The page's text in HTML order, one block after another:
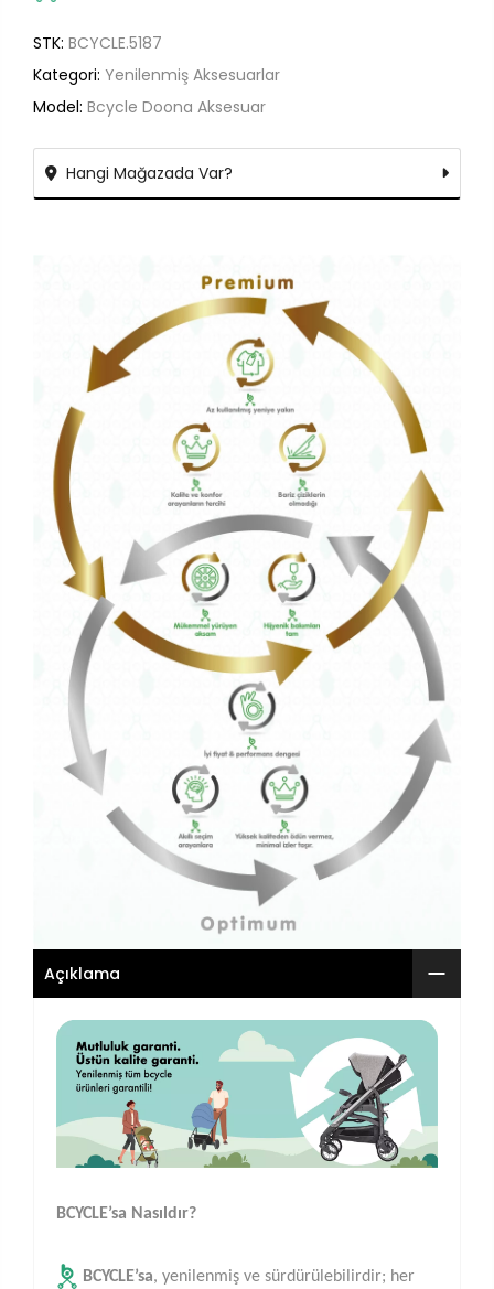
STK: BCYCLE.5187
Kategori: Yenilenmiş Aksesuarlar
Model: Bcycle Doona Aksesuar
Hangi Mağazada Var?
Açıklama
BCYCLE’sa Nasıldır?
BCYCLE’sa, yenilenmiş ve sürdürülebilirdir; her